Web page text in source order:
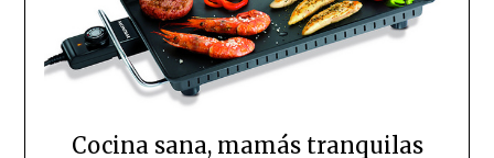
Cocina sana, mamás tranquilas